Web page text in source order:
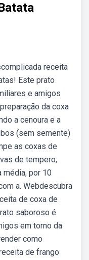
receita
Este prato
e amigos
da coxa
a cenoura e a
(sem semente)
as coxas de
de tempero;
média, por 10
a. Webdescubra
de coxa de
saboroso é
em torno da
como
de frango